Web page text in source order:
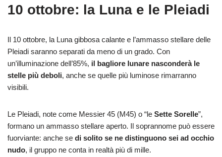
10 ottobre: la Luna e le Pleiadi
Il 10 ottobre, la Luna gibbosa calante e l’ammasso stellare delle
Pleiadi saranno separati da meno di un grado. Con
un’illuminazione dell’85%, il bagliore lunare nasconderà le
stelle più deboli, anche se quelle più luminose rimarranno
visibili.
Le Pleiadi, note come Messier 45 (M45) o “le Sette Sorelle”,
formano un ammasso stellare aperto. Il soprannome può essere
fuorviante: anche se di solito se ne distinguono sei ad occhio
nudo, il gruppo ne conta in realtà più di mille.